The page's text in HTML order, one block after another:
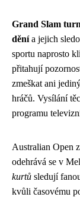
Grand Slam
děnía jejich
sportu naprosto
přitahují
zmeškat ani
hráčů. Vysílání
programu
Australian Open
odehrává se v
kurtů sledují
kvůli časovému